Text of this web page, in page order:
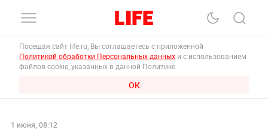
Посещая сайт life.ru, Вы соглашаетесь с приложенной
Политикой обработки Персональных данных и с использованием
файлов cookie, указанных в данной Политике.
ОК
1 июня, 08:12